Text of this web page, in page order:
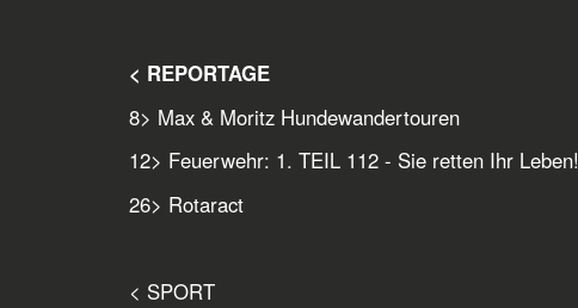
< REPORTAGE
8> Max & Moritz Hundewandertouren
12> Feuerwehr: 1. TEIL 112 - Sie retten Ihr Leben!
26> Rotaract
< SPORT